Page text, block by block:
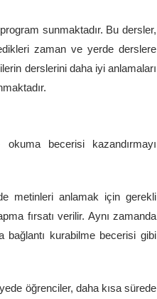
sunmaktadır. Bu dersler,
zaman ve yerde derslere
derslerini daha iyi anlamaları
becerisi kazandırmayı
metinleri anlamak için gerekli
fırsatı verilir. Aynı zamanda
bağlantı kurabilme becerisi gibi
öğrenciler, daha kısa sürede